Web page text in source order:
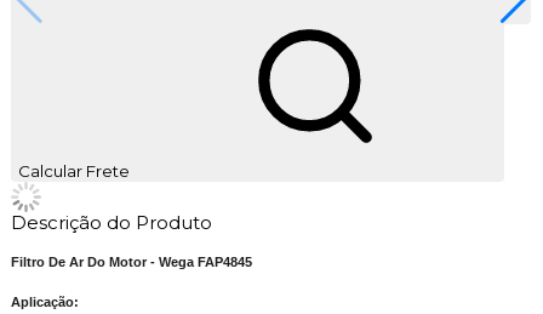
Calcular Frete
Descrição do Produto
Filtro De Ar Do Motor - Wega FAP4845
Aplicação: